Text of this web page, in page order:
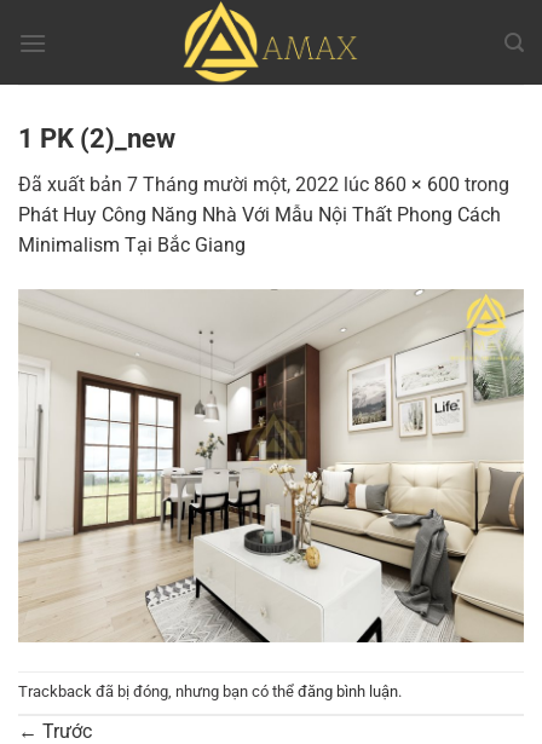
đến
1 PK (2)_new
Đã xuất bản 7 Tháng mười một, 2022 lúc 860 × 600 trong
Phát Huy Công Năng Nhà Với Mẫu Nội Thất Phong Cách
Minimalism Tại Bắc Giang
Trackback đã bị đóng, nhưng bạn có thể đăng bình luận.
← Trước